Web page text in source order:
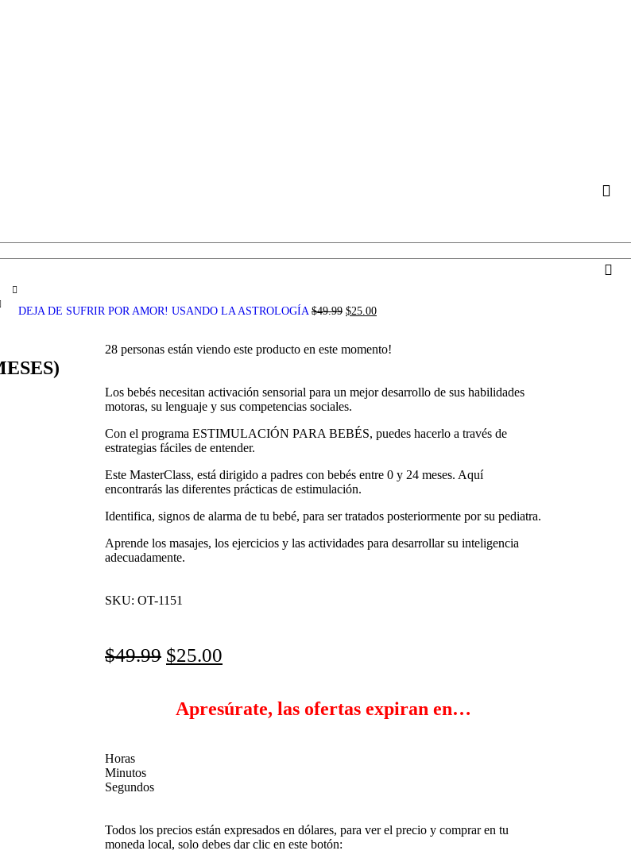
DEJA DE SUFRIR POR AMOR! USANDO LA ASTROLOGÍA $49.99 $25.00
28 personas están viendo este producto en este momento!
Los bebés necesitan activación sensorial para un mejor desarrollo de sus habilidades
motoras, su lenguaje y sus competencias sociales.
Con el programa ESTIMULACIÓN PARA BEBÉS, puedes hacerlo a través de
estrategias fáciles de entender.
Este MasterClass, está dirigido a padres con bebés entre 0 y 24 meses. Aquí
encontrarás las diferentes prácticas de estimulación.
Identifica, signos de alarma de tu bebé, para ser tratados posteriormente por su pediatra.
Aprende los masajes, los ejercicios y las actividades para desarrollar su inteligencia
adecuadamente.
SKU: OT-1151
$49.99 $25.00
Apresúrate, las ofertas expiran en…
Horas
Minutos
Segundos
Todos los precios están expresados en dólares, para ver el precio y comprar en tu
moneda local, solo debes dar clic en este botón: